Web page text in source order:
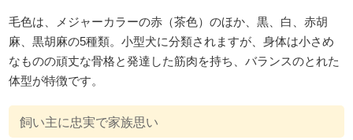
毛色は、メジャーカラーの赤（茶色）のほか、黒、白、赤胡
麻、黒胡麻の5種類。小型犬に分類されますが、身体は小さめ
なものの頑丈な骨格と発達した筋肉を持ち、バランスのとれた
体型が特徴です。
飼い主に忠実で家族思い